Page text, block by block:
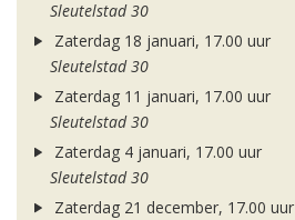
Sleutelstad 30
Zaterdag 18 januari, 17.00 uur
Sleutelstad 30
Zaterdag 11 januari, 17.00 uur
Sleutelstad 30
Zaterdag 4 januari, 17.00 uur
Sleutelstad 30
Zaterdag 21 december, 17.00 uur